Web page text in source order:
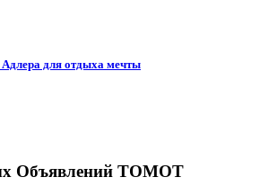
Адлера для отдыха мечты
Объявлений ТОМОТ